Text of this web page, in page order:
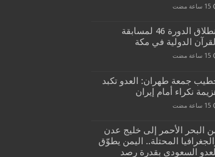
انطلاق الدورة 46 لمسابقة
القرآن الدولية في مكة
جمعة طهران: العدو تكبد
نكراء أمام إيران
البحر الأحمر إلى خليج عدن
المحتلة.. اليمن يطوّق
السعودي بقدرة رصد